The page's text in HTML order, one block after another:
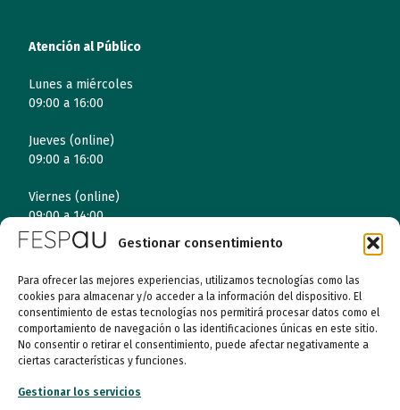
Gestionar consentimiento
Para ofrecer las mejores experiencias, utilizamos tecnologías como las
cookies para almacenar y/o acceder a la información del dispositivo. El
consentimiento de estas tecnologías nos permitirá procesar datos como el
comportamiento de navegación o las identificaciones únicas en este sitio.
No consentir o retirar el consentimiento, puede afectar negativamente a
ciertas características y funciones.
Gestionar los servicios
Atención al Público
Lunes a miércoles
09:00 a 16:00
Jueves (online)
09:00 a 16:00
Viernes (online)
09:00 a 14:00
Quiénes somos
Entidades
Autismo